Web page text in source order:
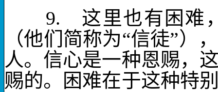
9. 这里也有困难
（他们简称为“信徒”）
人。信心是一种恩赐，
赐的。困难在于这种特